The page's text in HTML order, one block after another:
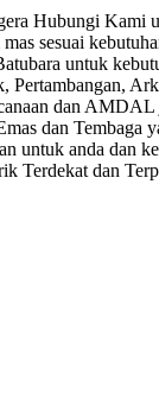
Hubungi Kami
sesuai
untuk
Pertambangan,
dan AMDAL
dan Tembaga
untuk anda dan
Terdekat dan